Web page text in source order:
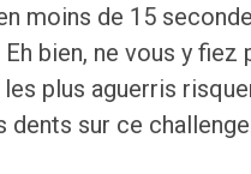
moins de 15
bien, ne vous y fiez
plus aguerris
dents sur ce